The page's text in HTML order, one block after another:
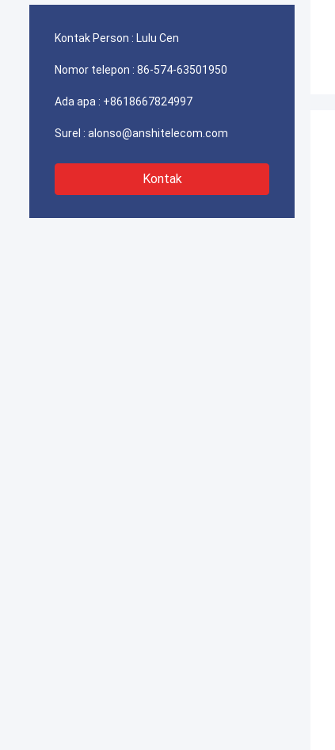
Kontak Person : Lulu Cen
Nomor telepon : 86-574-63501950
Ada apa : +8618667824997
Surel : alonso@anshitelecom.com
Kontak